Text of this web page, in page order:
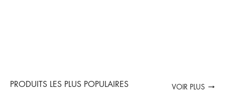
PRODUITS LES PLUS POPULAIRES VOIR PLUS